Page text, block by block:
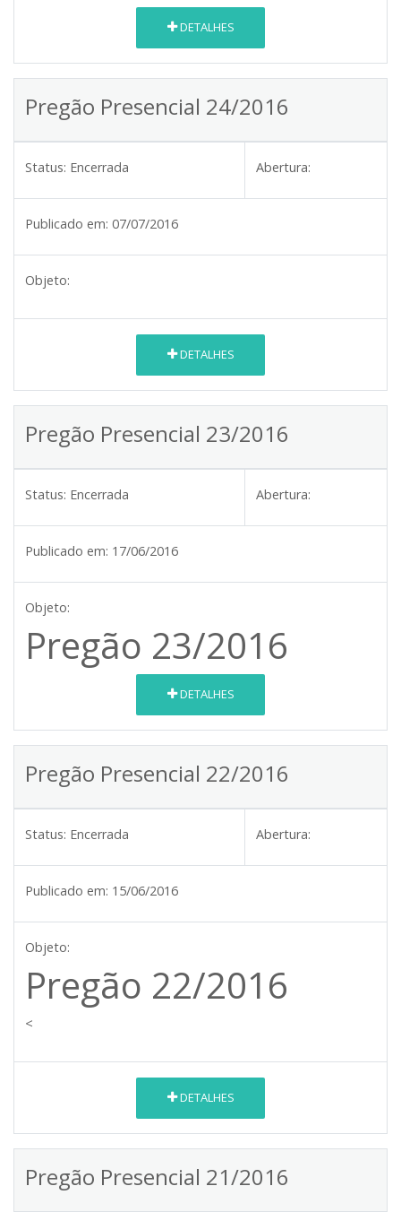
DETALHES
Pregão Presencial 24/2016
Status: Encerrada Abertura:
Publicado em: 07/07/2016
Objeto:
DETALHES
Pregão Presencial 23/2016
Status: Encerrada Abertura:
Publicado em: 17/06/2016
Objeto:
Pregão 23/2016
DETALHES
Pregão Presencial 22/2016
Status: Encerrada Abertura:
Publicado em: 15/06/2016
Objeto:
Pregão 22/2016
<
DETALHES
Pregão Presencial 21/2016